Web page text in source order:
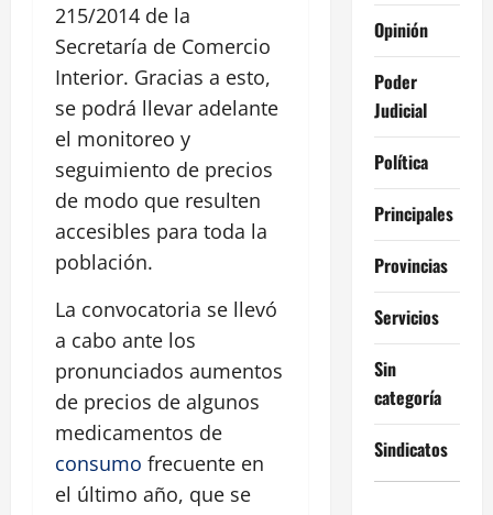
215/2014 de la
Secretaría de Comercio
Interior. Gracias a esto,
se podrá llevar adelante
el monitoreo y
seguimiento de precios
de modo que resulten
accesibles para toda la
población.
La convocatoria se llevó
a cabo ante los
pronunciados aumentos
de precios de algunos
medicamentos de
consumo frecuente en
el último año, que se
Opinión
Poder
Judicial
Política
Principales
Provincias
Servicios
Sin
categoría
Sindicatos